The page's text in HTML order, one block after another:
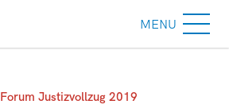
Forum Justizvollzug 2019
MENU